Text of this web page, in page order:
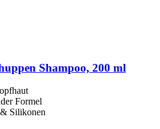
Shampoo, 200 ml
Formel
Silikonen